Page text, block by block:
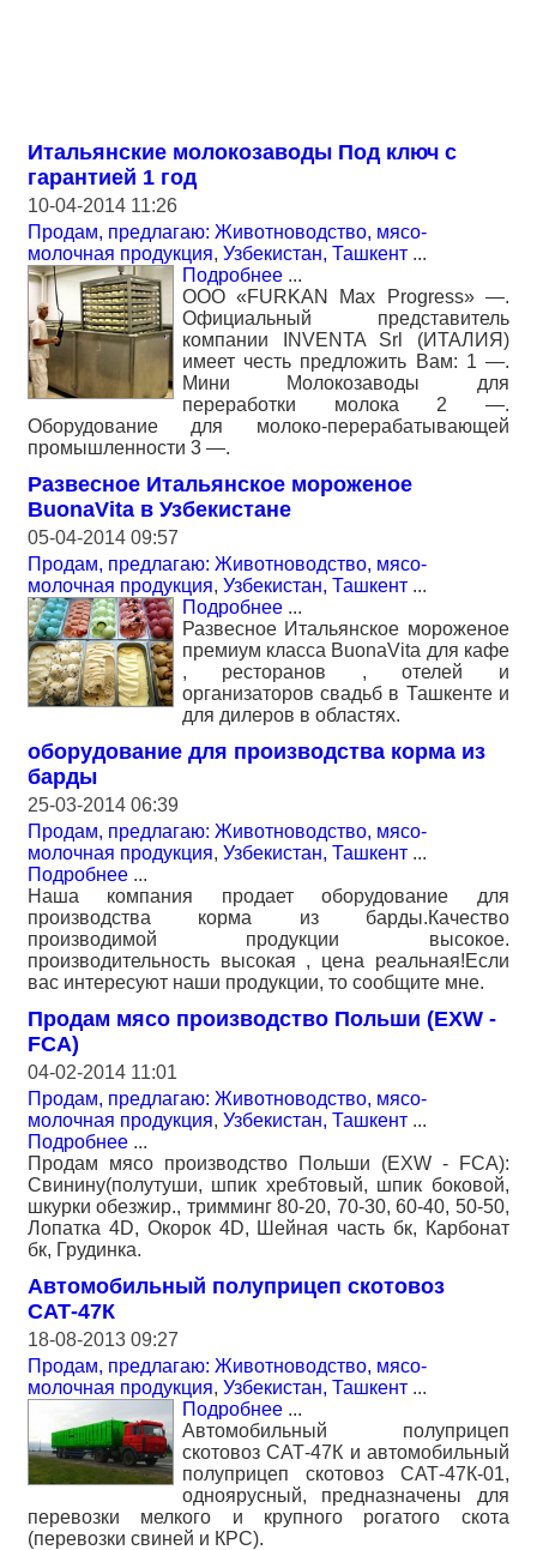
Итальянские молокозаводы Под ключ с
гарантией 1 год
10-04-2014 11:26
Продам, предлагаю: Животноводство, мясо-
молочная продукция, Узбекистан, Ташкент ...
Подробнее ...
ООО «FURKAN Max Progress» —.
Официальный представитель
компании INVENTA Srl (ИТАЛИЯ)
имеет честь предложить Вам: 1 —.
Мини Молокозаводы для
переработки молока 2 —.
Оборудование для молоко-перерабатывающей
промышленности 3 —.
Развесное Итальянское мороженое
BuonaVita в Узбекистане
05-04-2014 09:57
Продам, предлагаю: Животноводство, мясо-
молочная продукция, Узбекистан, Ташкент ...
Подробнее ...
Развесное Итальянское мороженое
премиум класса BuonaVita для кафе
, ресторанов , отелей и
организаторов свадьб в Ташкенте и
для дилеров в областях.
оборудование для производства корма из
барды
25-03-2014 06:39
Продам, предлагаю: Животноводство, мясо-
молочная продукция, Узбекистан, Ташкент ...
Подробнее ...
Наша компания продает оборудование для
производства корма из барды.Качество
производимой продукции высокое.
производительность высокая , цена реальная!Если
вас интересуют наши продукции, то сообщите мне.
Продам мясо производство Польши (EXW -
FCA)
04-02-2014 11:01
Продам, предлагаю: Животноводство, мясо-
молочная продукция, Узбекистан, Ташкент ...
Подробнее ...
Продам мясо производство Польши (EXW - FCA):
Свинину(полутуши, шпик хребтовый, шпик боковой,
шкурки обезжир., тримминг 80-20, 70-30, 60-40, 50-50,
Лопатка 4D, Окорок 4D, Шейная часть бк, Карбонат
бк, Грудинка.
Автомобильный полуприцеп скотовоз
САТ-47К
18-08-2013 09:27
Продам, предлагаю: Животноводство, мясо-
молочная продукция, Узбекистан, Ташкент ...
Подробнее ...
Автомобильный полуприцеп
скотовоз САТ-47К и автомобильный
полуприцеп скотовоз САТ-47К-01,
одноярусный, предназначены для
перевозки мелкого и крупного рогатого скота
(перевозки свиней и КРС).